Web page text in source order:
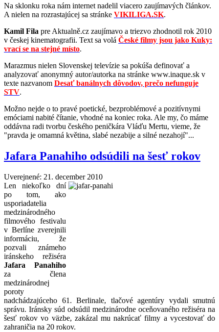
Na sklonku roka nám internet nadelil viacero zaujímavých článkov.
A nielen na rozrastajúcej sa stránke VIKILIGA.SK.
Kamil Fila pre Aktualně.cz zaujímavo a triezvo zhodnotil rok 2010
v českej kinematografii. Text sa volá České filmy jsou jako Kuky:
vrací se na stejné místo.
Marazmus nielen Slovenskej televízie sa pokúša definovať a
analyzovať anonymný autor/autorka na stránke www.inaque.sk v
texte nazvanom Desať banálnych dôvodov, prečo nefunguje
STV.
Možno nejde o to pravé poetické, bezproblémové a pozitívnymi
emóciami nabité čítanie, vhodné na koniec roka. Ale my, čo máme
oddávna radi tvorbu českého peničkára Vláďu Mertu, vieme, že
"pravda je omamná květina, slabé nezabije a silné nezahojí"...
Jafara Panahiho odsúdili na šesť rokov
Uverejnené: 21. december 2010
Len niekoľko dní
po tom, ako
usporiadatelia
medzinárodného
filmového festivalu
v Berlíne zverejnili
informáciu, že
pozvali známeho
iránskeho režiséra
Jafara Panahiho
za člena
medzinárodnej
poroty
nadchádzajúceho 61. Berlinale, tlačové agentúry vydali smutnú
správu. Iránsky súd odsúdil medzinárodne oceňovaného režiséra na
šesť rokov vo väzbe, zakázal mu nakrúcať filmy a vycestovať do
zahraničia na 20 rokov.